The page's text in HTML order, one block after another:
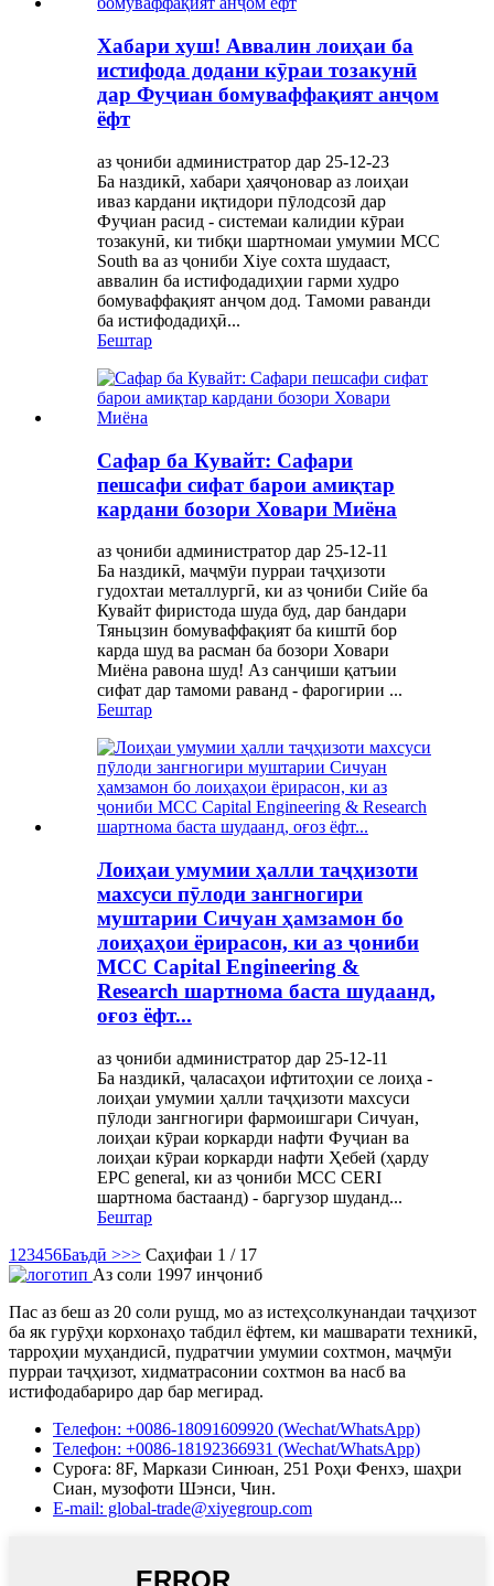
Хабари хуш! Аввалин лоиҳаи ба
истифода додани кӯраи тозакунӣ
дар Фуҷиан бомуваффақият анҷом
ёфт
аз ҷониби администратор дар 25-12-23
Ба наздикӣ, хабари ҳаяҷоновар аз лоиҳаи
иваз кардани иқтидори пӯлодсозӣ дар
Фуҷиан расид - системаи калидии кӯраи
тозакунӣ, ки тибқи шартномаи умумии MCC
South ва аз ҷониби Xiye сохта шудааст,
аввалин ба истифодадиҳии гарми худро
бомуваффақият анҷом дод. Тамоми раванди
ба истифодадиҳӣ...
Бештар
Сафар ба Кувайт: Сафари
пешсафи сифат барои амиқтар
кардани бозори Ховари Миёна
аз ҷониби администратор дар 25-12-11
Ба наздикӣ, маҷмӯи пурраи таҷҳизоти
гудохтаи металлургӣ, ки аз ҷониби Сийе ба
Кувайт фиристода шуда буд, дар бандари
Тяньцзин бомуваффақият ба киштӣ бор
карда шуд ва расман ба бозори Ховари
Миёна равона шуд! Аз санҷиши қатъии
сифат дар тамоми раванд - фарогирии ...
Бештар
Лоиҳаи умумии ҳалли таҷҳизоти
махсуси пӯлоди зангногири
муштарии Сичуан ҳамзамон бо
лоиҳаҳои ёрирасон, ки аз ҷониби
MCC Capital Engineering &
Research шартнома баста шудаанд,
оғоз ёфт...
аз ҷониби администратор дар 25-12-11
Ба наздикӣ, ҷаласаҳои ифтитоҳии се лоиҳа -
лоиҳаи умумии ҳалли таҷҳизоти махсуси
пӯлоди зангногири фармоишгари Сичуан,
лоиҳаи кӯраи коркарди нафти Фуҷиан ва
лоиҳаи кӯраи коркарди нафти Ҳебей (ҳарду
EPC general, ки аз ҷониби MCC CERI
шартнома бастаанд) - баргузор шуданд...
Бештар
1 23456Баъдӣ >>> Саҳифаи 1 / 17
Аз соли 1997 инҷониб
Пас аз беш аз 20 соли рушд, мо аз истеҳсолкунандаи таҷҳизот
ба як гурӯҳи корхонаҳо табдил ёфтем, ки машварати техникӣ,
тарроҳии муҳандисӣ, пудратчии умумии сохтмон, маҷмӯи
пурраи таҷҳизот, хидматрасонии сохтмон ва насб ва
истифодабариро дар бар мегирад.
Телефон: +0086-18091609920 (Wechat/WhatsApp)
Телефон: +0086-18192366931 (Wechat/WhatsApp)
Суроға: 8F, Маркази Синюан, 251 Роҳи Фенхэ, шаҳри
Сиан, музофоти Шэнси, Чин.
E-mail: global-trade@xiyegroup.com